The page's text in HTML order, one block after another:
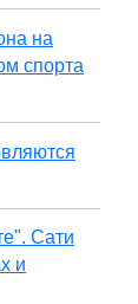
на
спорта
Сати
и